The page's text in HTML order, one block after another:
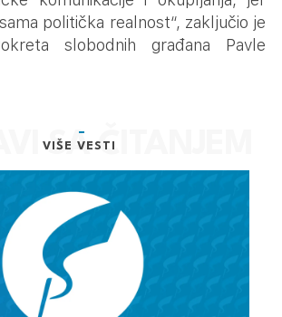
politička realnost“, zaključio je
slobodnih građana Pavle
VIŠE VESTI